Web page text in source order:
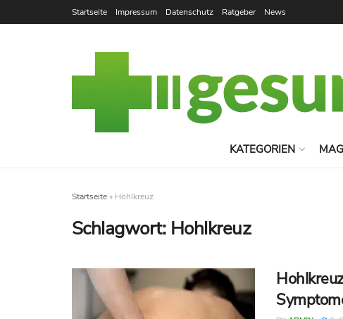
Startseite Impressum Datenschutz Ratgeber News
KATEGORIEN
Startseite » Hohlkreuz
Schlagwort: Hohlkreuz